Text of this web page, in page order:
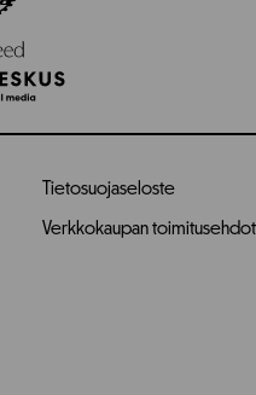
Tietosuojaseloste
Verkkokaupan toimitusehdot